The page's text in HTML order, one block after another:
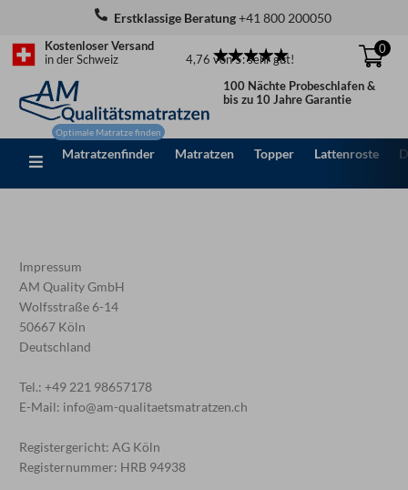
springen
Erstklassige Beratung+41 800 200050
Kostenloser Versand
in der Schweiz
4,76 von 5: sehr gut!
0
100 Nächte Probeschlafen &
bis zu 10 Jahre Garantie
Matratzenfinder Matratzen Topper Lattenroste
Impressum
AM Quality GmbH
Wolfsstraße 6-14
50667 Köln
Deutschland
Tel.: +49 221 98657178
E-Mail: info@am-qualitaetsmatratzen.ch
Registergericht: AG Köln
Registernummer: HRB 94938